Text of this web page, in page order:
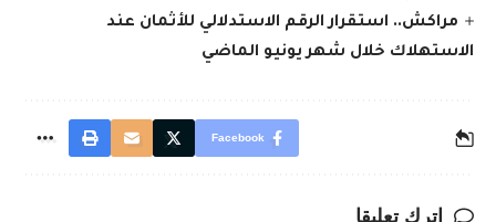
مراكش.. استقرار الرقم الاستدلالي للأثمان عند
الاستهلاك خلال شهر يونيو الماضي
Facebook
اترك تعليقا